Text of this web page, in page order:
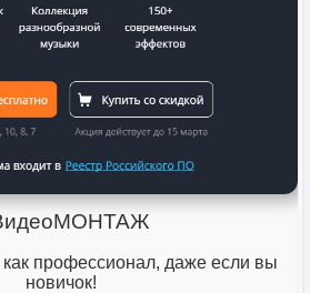
профессионал, даже если вы
новичок!